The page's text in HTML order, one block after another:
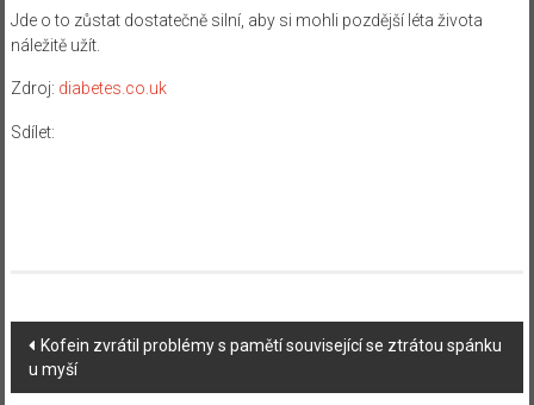
Jde o to zůstat dostatečně silní, aby si mohli pozdější léta života
náležitě užít.
Zdroj: diabetes.co.uk
Sdílet:
Navigace
příspěvku
Kofein zvrátil problémy s pamětí související se ztrátou spánku
u myší